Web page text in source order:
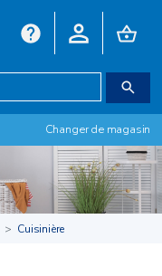
Changer de magasin
Cuisinière